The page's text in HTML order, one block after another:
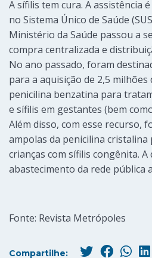
A sífilis tem cura. A assistência
no Sistema Único de Saúde
Ministério da Saúde passou a
compra centralizada e
No ano passado, foram
para a aquisição de 2,5 milhões
penicilina benzatina para
e sífilis em gestantes (bem
Além disso, com esse recurso,
ampolas da penicilina
crianças com sífilis congênita.
abastecimento da rede pública
Fonte: Revista Metrópoles
Compartilhe: